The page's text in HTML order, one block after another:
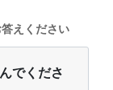
えください
でくださ